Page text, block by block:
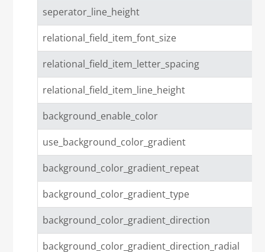
seperator_line_height
relational_field_item_font_size
relational_field_item_letter_spacing
relational_field_item_line_height
background_enable_color
use_background_color_gradient
background_color_gradient_repeat
background_color_gradient_type
background_color_gradient_direction
background_color_gradient_direction_radial